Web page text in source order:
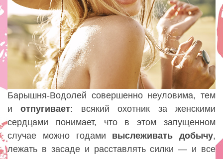
Барышня-Водолей совершенно неуловима, тем
иотпугивает: всякий охотник за женскими
сердцами понимает, что в этом запущенном
случае можно годами выслеживать добычу,
лежать в засаде и расставлять силки — и все